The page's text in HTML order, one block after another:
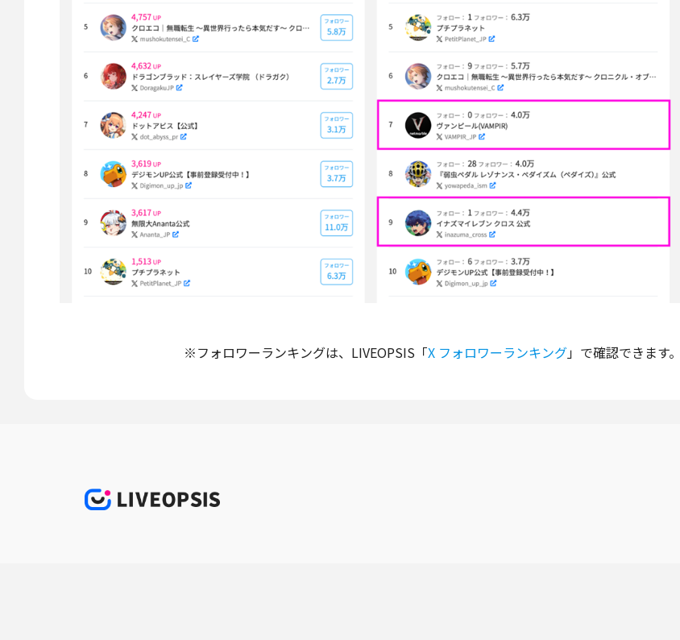
※フォロワーランキングは、LIVEOPSIS「X フォロワーランキング」で確認できます。